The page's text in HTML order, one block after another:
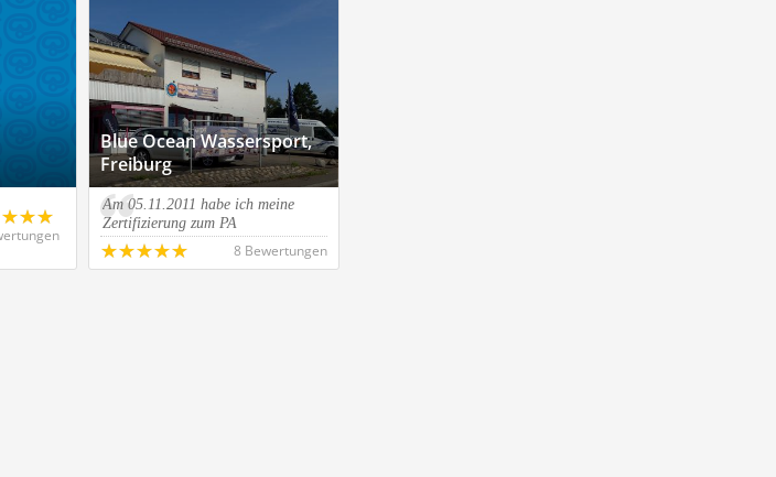
Blue Ocean Wassersport,
Freiburg
Am 05.11.2011 habe ich meine
Zertifizierung zum PA
8 Bewertungen